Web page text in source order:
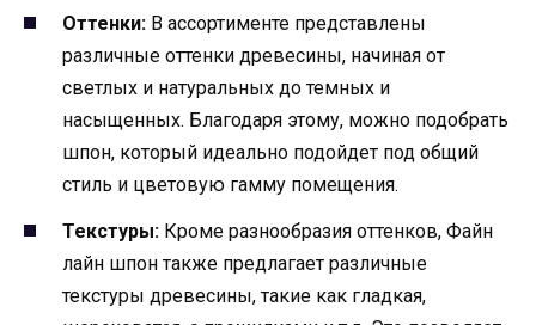
Оттенки: В ассортименте представлены
различные оттенки древесины, начиная от
светлых и натуральных до темных и
насыщенных. Благодаря этому, можно подобрать
шпон, который идеально подойдет под общий
стиль и цветовую гамму помещения.
Текстуры: Кроме разнообразия оттенков, Файн
лайн шпон также предлагает различные
текстуры древесины, такие как гладкая,